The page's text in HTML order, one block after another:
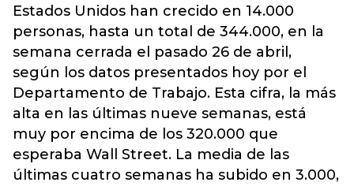
Estados Unidos han crecido en 14.000
personas, hasta un total de 344.000, en la
semana cerrada el pasado 26 de abril,
según los datos presentados hoy por el
Departamento de Trabajo. Esta cifra, la más
alta en las últimas nueve semanas, está
muy por encima de los 320.000 que
esperaba Wall Street. La media de las
últimas cuatro semanas ha subido en 3.000,